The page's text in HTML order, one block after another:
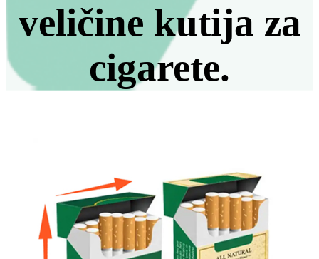
veličine kutija za
cigarete.